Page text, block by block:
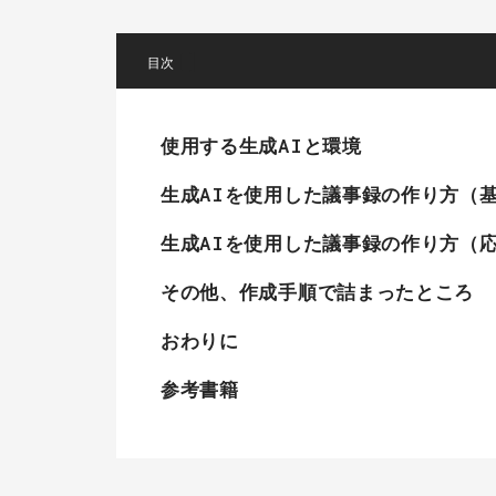
使用する生成AIと環境
生成AIを使用した議事録の作り方（基
生成AIを使用した議事録の作り方（応
その他、作成手順で詰まったところ
おわりに
参考書籍